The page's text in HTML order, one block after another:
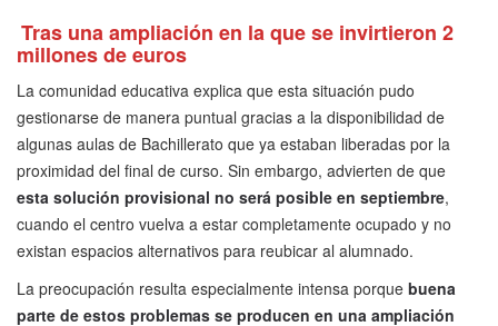
Tras una ampliación en la que se invirtieron 2
millones de euros
La comunidad educativa explica que esta situación pudo
gestionarse de manera puntual gracias a la disponibilidad de
algunas aulas de Bachillerato que ya estaban liberadas por la
proximidad del final de curso. Sin embargo, advierten de que
esta solución provisional no será posible en septiembre,
cuando el centro vuelva a estar completamente ocupado y no
existan espacios alternativos para reubicar al alumnado.
La preocupación resulta especialmente intensa porque buena
parte de estos problemas se producen en una ampliación